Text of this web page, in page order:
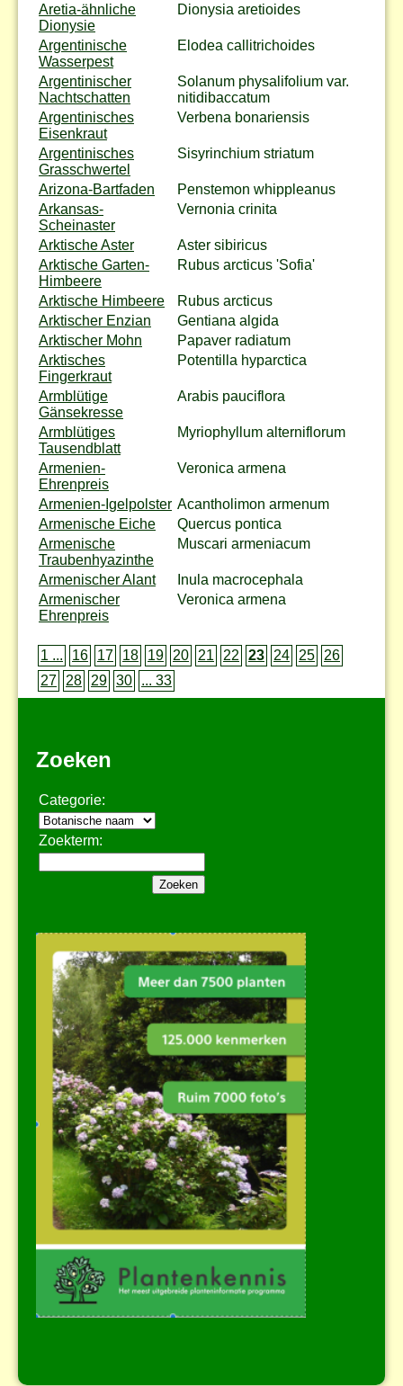
Aretia-ähnliche
Dionysie
Dionysia aretioides
Argentinische
Wasserpest
Elodea callitrichoides
Argentinischer
Nachtschatten
Solanum physalifolium var.
nitidibaccatum
Argentinisches
Eisenkraut
Verbena bonariensis
Argentinisches
Grasschwertel
Sisyrinchium striatum
Arizona-Bartfaden
Penstemon whippleanus
Arkansas-
Scheinaster
Vernonia crinita
Arktische Aster
Aster sibiricus
Arktische Garten-
Himbeere
Rubus arcticus 'Sofia'
Arktische Himbeere
Rubus arcticus
Arktischer Enzian
Gentiana algida
Arktischer Mohn
Papaver radiatum
Arktisches
Fingerkraut
Potentilla hyparctica
Armblütige
Gänsekresse
Arabis pauciflora
Armblütiges
Tausendblatt
Myriophyllum alterniflorum
Armenien-
Ehrenpreis
Veronica armena
Armenien-Igelpolster Acantholimon armenum
Armenische Eiche
Quercus pontica
Armenische
Traubenhyazinthe
Muscari armeniacum
Armenischer Alant
Inula macrocephala
Armenischer
Ehrenpreis
Veronica armena
1 ... 16 17 18 19 20 21 22 23 24 25
26
27
28 29 30 ... 33
Zoeken
Categorie:
Zoekterm: